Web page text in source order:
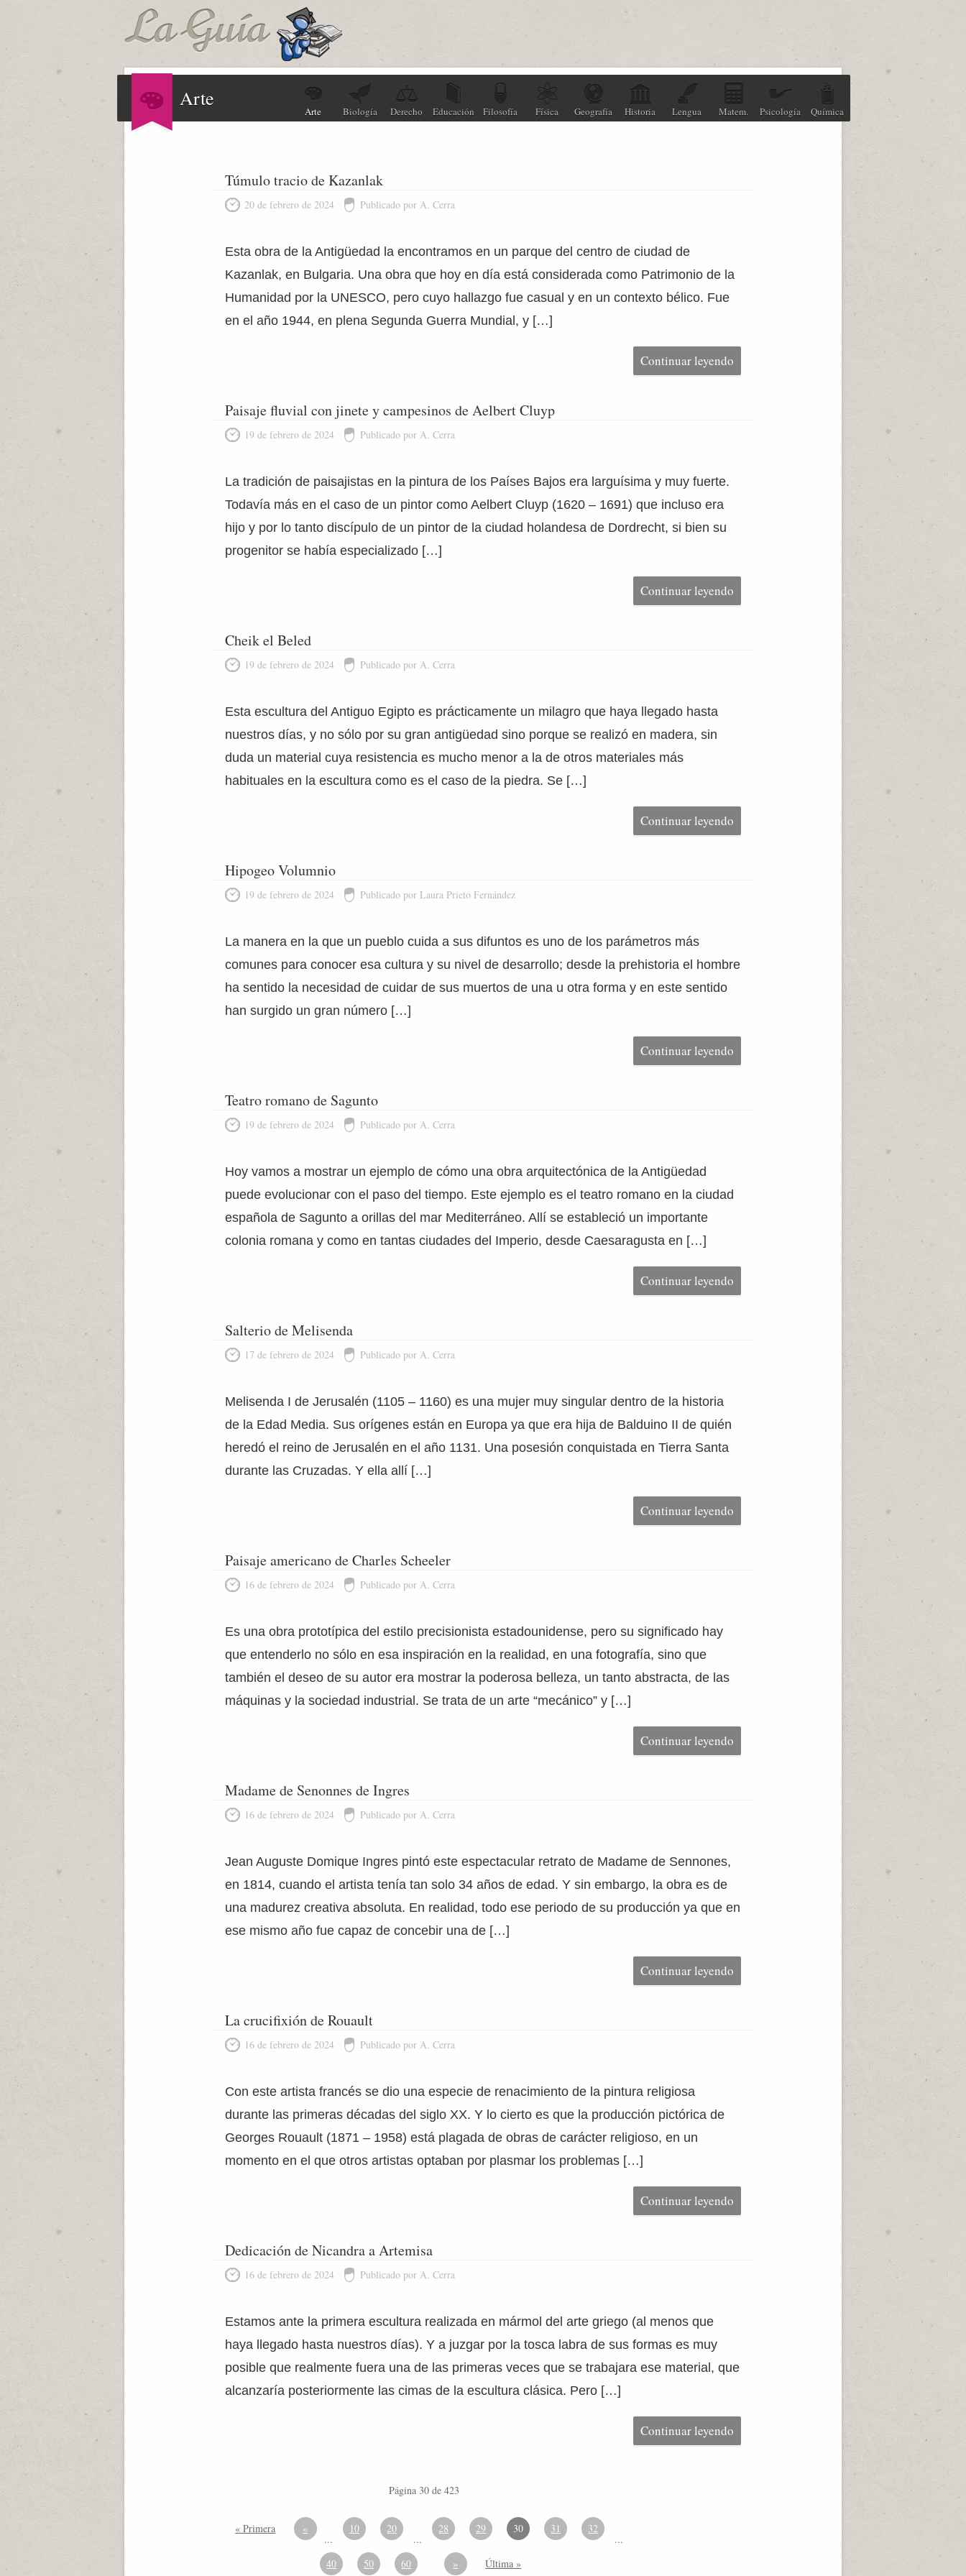
Arte
Arte Biología Derecho Educación Filosofía Física Geografía Historia Lengua Matem. Psicología Química
Túmulo tracio de Kazanlak
20 de febrero de 2024 Publicado por A. Cerra
Esta obra de la Antigüedad la encontramos en un parque del centro de ciudad de
Kazanlak, en Bulgaria. Una obra que hoy en día está considerada como Patrimonio de la
Humanidad por la UNESCO, pero cuyo hallazgo fue casual y en un contexto bélico. Fue
en el año 1944, en plena Segunda Guerra Mundial, y […]
Continuar leyendo
Paisaje fluvial con jinete y campesinos de Aelbert Cluyp
19 de febrero de 2024 Publicado por A. Cerra
La tradición de paisajistas en la pintura de los Países Bajos era larguísima y muy fuerte.
Todavía más en el caso de un pintor como Aelbert Cluyp (1620 – 1691) que incluso era
hijo y por lo tanto discípulo de un pintor de la ciudad holandesa de Dordrecht, si bien su
progenitor se había especializado […]
Continuar leyendo
Cheik el Beled
19 de febrero de 2024 Publicado por A. Cerra
Esta escultura del Antiguo Egipto es prácticamente un milagro que haya llegado hasta
nuestros días, y no sólo por su gran antigüedad sino porque se realizó en madera, sin
duda un material cuya resistencia es mucho menor a la de otros materiales más
habituales en la escultura como es el caso de la piedra. Se […]
Continuar leyendo
Hipogeo Volumnio
19 de febrero de 2024 Publicado por Laura Prieto Fernández
La manera en la que un pueblo cuida a sus difuntos es uno de los parámetros más
comunes para conocer esa cultura y su nivel de desarrollo; desde la prehistoria el hombre
ha sentido la necesidad de cuidar de sus muertos de una u otra forma y en este sentido
han surgido un gran número […]
Continuar leyendo
Teatro romano de Sagunto
19 de febrero de 2024 Publicado por A. Cerra
Hoy vamos a mostrar un ejemplo de cómo una obra arquitectónica de la Antigüedad
puede evolucionar con el paso del tiempo. Este ejemplo es el teatro romano en la ciudad
española de Sagunto a orillas del mar Mediterráneo. Allí se estableció un importante
colonia romana y como en tantas ciudades del Imperio, desde Caesaragusta en […]
Continuar leyendo
Salterio de Melisenda
17 de febrero de 2024 Publicado por A. Cerra
Melisenda I de Jerusalén (1105 – 1160) es una mujer muy singular dentro de la historia
de la Edad Media. Sus orígenes están en Europa ya que era hija de Balduino II de quién
heredó el reino de Jerusalén en el año 1131. Una posesión conquistada en Tierra Santa
durante las Cruzadas. Y ella allí […]
Continuar leyendo
Paisaje americano de Charles Scheeler
16 de febrero de 2024 Publicado por A. Cerra
Es una obra prototípica del estilo precisionista estadounidense, pero su significado hay
que entenderlo no sólo en esa inspiración en la realidad, en una fotografía, sino que
también el deseo de su autor era mostrar la poderosa belleza, un tanto abstracta, de las
máquinas y la sociedad industrial. Se trata de un arte “mecánico” y […]
Continuar leyendo
Madame de Senonnes de Ingres
16 de febrero de 2024 Publicado por A. Cerra
Jean Auguste Domique Ingres pintó este espectacular retrato de Madame de Sennones,
en 1814, cuando el artista tenía tan solo 34 años de edad. Y sin embargo, la obra es de
una madurez creativa absoluta. En realidad, todo ese periodo de su producción ya que en
ese mismo año fue capaz de concebir una de […]
Continuar leyendo
La crucifixión de Rouault
16 de febrero de 2024 Publicado por A. Cerra
Con este artista francés se dio una especie de renacimiento de la pintura religiosa
durante las primeras décadas del siglo XX. Y lo cierto es que la producción pictórica de
Georges Rouault (1871 – 1958) está plagada de obras de carácter religioso, en un
momento en el que otros artistas optaban por plasmar los problemas […]
Continuar leyendo
Dedicación de Nicandra a Artemisa
16 de febrero de 2024 Publicado por A. Cerra
Estamos ante la primera escultura realizada en mármol del arte griego (al menos que
haya llegado hasta nuestros días). Y a juzgar por la tosca labra de sus formas es muy
posible que realmente fuera una de las primeras veces que se trabajara ese material, que
alcanzaría posteriormente las cimas de la escultura clásica. Pero […]
Continuar leyendo
Página 30 de 423
« Primera «
...
10 20
...
28 29 30 31 32
...
40
50 60 » Última »